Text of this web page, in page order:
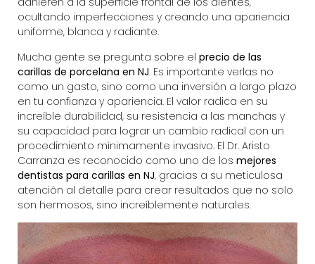
ocultando imperfecciones y creando una apariencia
uniforme, blanca y radiante.
Mucha gente se pregunta sobre el precio de las
carillas de porcelana en NJ. Es importante verlas no
como un gasto, sino como una inversión a largo plazo
en tu confianza y apariencia. El valor radica en su
increíble durabilidad, su resistencia a las manchas y
su capacidad para lograr un cambio radical con un
procedimiento mínimamente invasivo. El Dr. Aristo
Carranza es reconocido como uno de los mejores
dentistas para carillas en NJ, gracias a su meticulosa
atención al detalle para crear resultados que no solo
son hermosos, sino increíblemente naturales.